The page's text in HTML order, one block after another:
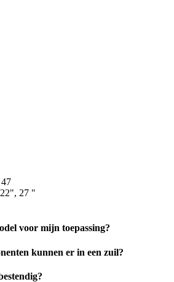
27 "
voor mijn toepassing?
kunnen er in een zuil?